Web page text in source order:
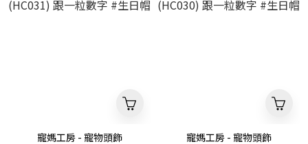
寵媽工房 - 寵物頭飾
寵媽工房 - 寵物頭飾